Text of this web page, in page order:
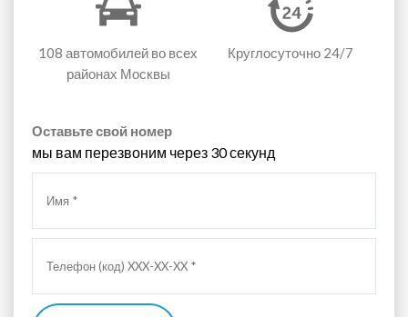
108 автомобилей во всех
районах Москвы
Круглосуточно 24/7
Оставьте свой номер
мы вам перезвоним через 30 секунд